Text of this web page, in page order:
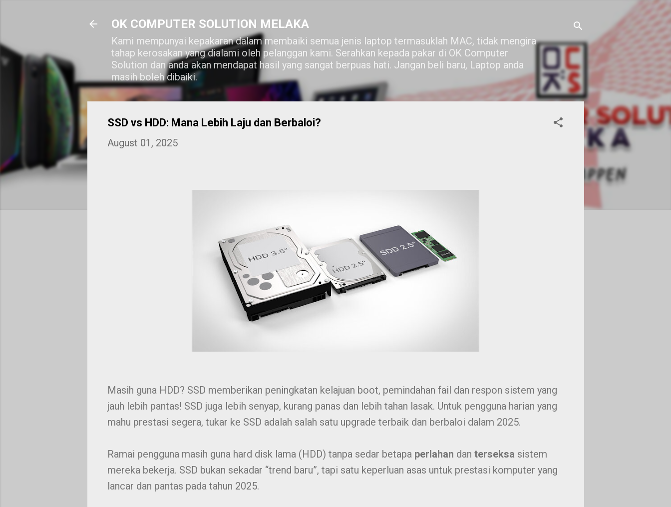
OK COMPUTER SOLUTION MELAKA
Kami mempunyai kepakaran dalam membaiki semua jenis laptop termasuklah MAC, tidak mengira
tahap kerosakan yang dialami oleh pelanggan kami. Serahkan kepada pakar di OK Computer
Solution dan anda akan mendapat hasil yang sangat berpuas hati. Jangan beli baru, Laptop anda
masih boleh dibaiki.
SSD vs HDD: Mana Lebih Laju dan Berbaloi?
August 01, 2025
Masih guna HDD? SSD memberikan peningkatan kelajuan boot, pemindahan fail dan respon sistem yang
jauh lebih pantas! SSD juga lebih senyap, kurang panas dan lebih tahan lasak. Untuk pengguna harian yang
mahu prestasi segera, tukar ke SSD adalah salah satu upgrade terbaik dan berbaloi dalam 2025.
Ramai pengguna masih guna hard disk lama (HDD) tanpa sedar betapa perlahan dan terseksa sistem
mereka bekerja. SSD bukan sekadar “trend baru”, tapi satu keperluan asas untuk prestasi komputer yang
lancar dan pantas pada tahun 2025.